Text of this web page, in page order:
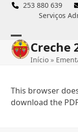
Skip
253 880 639
Serviços
Open
mobile
Close
mobile
Creche
Início »
This browser
download the